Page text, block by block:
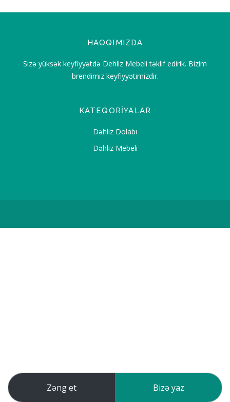
HAQQIMIZDA
Sizə yüksək keyfiyyətdə Dehliz Mebeli təklif edirik. Bizim
brendimiz keyfiyyətimizdir.
KATEQORIYALAR
Dəhliz Dolabı
Dəhliz Mebeli
Zəng et Bizə yaz